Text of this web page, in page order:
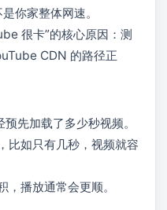
你家整体网速。
很卡”的核心原因：测
CDN 的路径正
先加载了多少秒视频。
如只有几秒，视频就容
播放通常会更顺。